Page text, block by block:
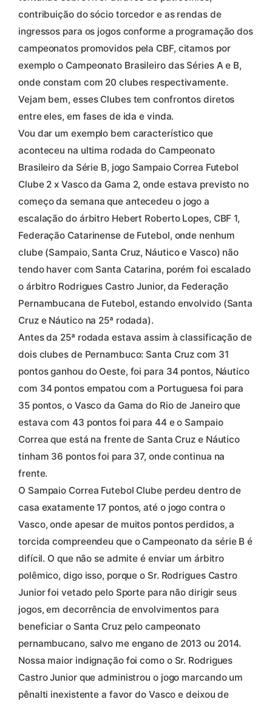
contribuição do sócio torcedor e as rendas de
ingressos para os jogos conforme a programação dos
campeonatos promovidos pela CBF, citamos por
exemplo o Campeonato Brasileiro das Séries A e B,
onde constam com 20 clubes respectivamente.
Vejam bem, esses Clubes tem confrontos diretos
entre eles, em fases de ida e vinda.
Vou dar um exemplo bem característico que
aconteceu na ultima rodada do Campeonato
Brasileiro da Série B, jogo Sampaio Correa Futebol
Clube 2 x Vasco da Gama 2, onde estava previsto no
começo da semana que antecedeu o jogo a
escalação do árbitro Hebert Roberto Lopes, CBF 1,
Federação Catarinense de Futebol, onde nenhum
clube (Sampaio, Santa Cruz, Náutico e Vasco) não
tendo haver com Santa Catarina, porém foi escalado
o árbitro Rodrigues Castro Junior, da Federação
Pernambucana de Futebol, estando envolvido (Santa
Cruz e Náutico na 25ª rodada).
Antes da 25ª rodada estava assim à classificação de
dois clubes de Pernambuco: Santa Cruz com 31
pontos ganhou do Oeste, foi para 34 pontos, Náutico
com 34 pontos empatou com a Portuguesa foi para
35 pontos, o Vasco da Gama do Rio de Janeiro que
estava com 43 pontos foi para 44 e o Sampaio
Correa que está na frente de Santa Cruz e Náutico
tinham 36 pontos foi para 37, onde continua na
frente.
O Sampaio Correa Futebol Clube perdeu dentro de
casa exatamente 17 pontos, até o jogo contra o
Vasco, onde apesar de muitos pontos perdidos, a
torcida compreendeu que o Campeonato da série B é
difícil. O que não se admite é enviar um árbitro
polêmico, digo isso, porque o Sr. Rodrigues Castro
Junior foi vetado pelo Sporte para não dirigir seus
jogos, em decorrência de envolvimentos para
beneficiar o Santa Cruz pelo campeonato
pernambucano, salvo me engano de 2013 ou 2014.
Nossa maior indignação foi como o Sr. Rodrigues
Castro Junior que administrou o jogo marcando um
pênalti inexistente a favor do Vasco e deixou de